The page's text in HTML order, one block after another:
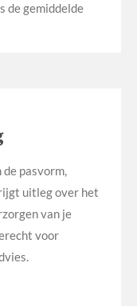
de gemiddelde
pasvorm,
uitleg over het
van je
voor